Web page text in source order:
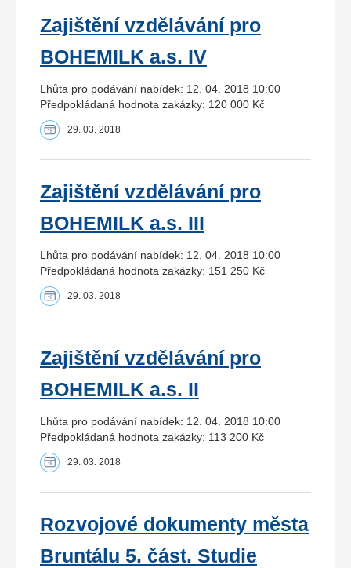
Zajištění vzdělávání pro
BOHEMILK a.s. IV
Lhůta pro podávání nabídek: 12. 04. 2018 10:00
Předpokládaná hodnota zakázky: 120 000 Kč
29. 03. 2018
Zajištění vzdělávání pro
BOHEMILK a.s. III
Lhůta pro podávání nabídek: 12. 04. 2018 10:00
Předpokládaná hodnota zakázky: 151 250 Kč
29. 03. 2018
Zajištění vzdělávání pro
BOHEMILK a.s. II
Lhůta pro podávání nabídek: 12. 04. 2018 10:00
Předpokládaná hodnota zakázky: 113 200 Kč
29. 03. 2018
Rozvojové dokumenty města
Bruntálu 5. část. Studie